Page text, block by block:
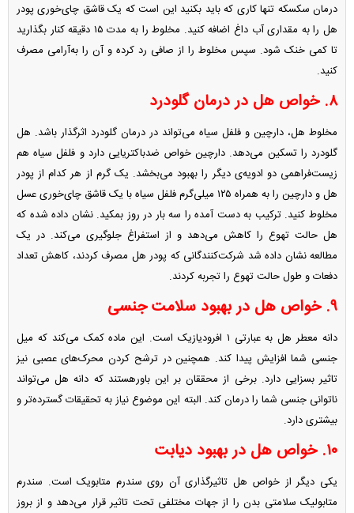
درمان سکسکه تنها کاری که باید بکنید این است که یک قاشق چای‌خوری پودر
هل را به مقداری آب داغ اضافه کنید. مخلوط را به مدت ۱۵ دقیقه کنار بگذارید
تا کمی خنک شود. سپس مخلوط را از صافی رد کرده و آن را به‌آرامی مصرف
کنید.
۸. خواص هل در درمان گلودرد
مخلوط هل، دارچین و فلفل سیاه می‌تواند در درمان گلودرد اثرگذار باشد. هل
گلودرد را تسکین می‌دهد. دارچین خواص ضدباکتریایی دارد و فلفل سیاه هم
زیست‌فراهمی دو ادویه‌ی دیگر را بهبود می‌بخشد. یک گرم از هر کدام از پودر
هل و دارچین را به همراه ۱۲۵ میلی‌گرم فلفل سیاه با یک قاشق چای‌خوری عسل
مخلوط کنید. ترکیب به دست آمده را سه بار در روز بمکید. نشان داده شده که
هل حالت تهوع را کاهش می‌دهد و از استفراغ جلوگیری می‌کند. در یک
مطالعه نشان داده شد شرکت‌کنندگانی که پودر هل مصرف کردند، کاهش تعداد
دفعات و طول حالت تهوع را تجربه کردند.
۹. خواص هل در بهبود سلامت جنسی
دانه معطر هل به عبارتی ۱ افرودیازیک است. این ماده کمک می‌کند که میل
جنسی شما افزایش پیدا کند. همچنین در ترشح کردن محرک‌های عصبی نیز
تاثیر بسزایی دارد. برخی از محققان بر این باورهستند که دانه هل می‌تواند
ناتوانی جنسی شما را درمان کند. البته این موضوع نیاز به تحقیقات گسترده‌تر و
بیشتری دارد.
۱۰. خواص هل در بهبود دیابت
یکی دیگر از خواص هل تاثیرگذاری آن روی سندرم متابویک است. سندرم
متابولیک سلامتی بدن را از جهات مختلفی تحت تاثیر قرار می‌دهد و از بروز